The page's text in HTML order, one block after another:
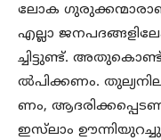
ലോക
എല്ലാ
ച്ചിട്ടുണ്ട്.
ല്‍പിക്കണം.
ണം,
ഇസ്‌ലാം